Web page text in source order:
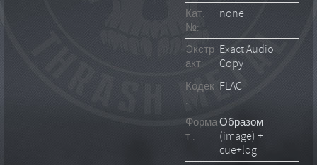
Кат.
№:
none
Экстр
акт:
Exact Audio
Copy
Кодек
:
FLAC
Форма
т :
Образом
(image) +
cue+log